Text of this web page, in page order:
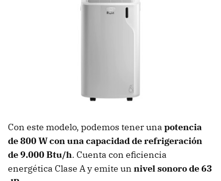
Con este modelo, podemos tener una potencia
de 800 W con una capacidad de refrigeración
de 9.000 Btu/h. Cuenta con eficiencia
energética Clase A y emite un nivel sonoro de 63